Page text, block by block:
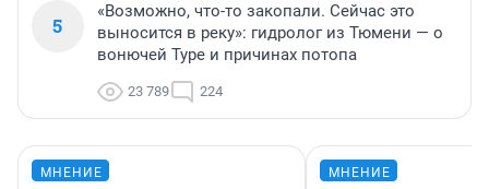
5
«Возможно, что-то закопали. Сейчас это
выносится в реку»: гидролог из Тюмени — о
вонючей Туре и причинах потопа
23 789 224
МНЕНИЕ МНЕНИЕ